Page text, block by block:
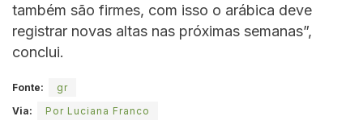
também são firmes, com isso o arábica deve
registrar novas altas nas próximas semanas”,
conclui.
Fonte:
gr
Via:
Por Luciana Franco